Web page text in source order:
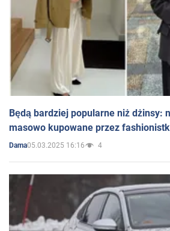
Będą bardziej popularne niż dżinsy:
masowo kupowane przez
Dama05.03.2025 16:16 4